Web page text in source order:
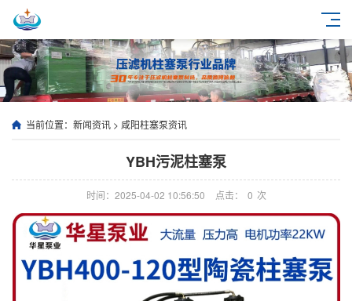
当前位置： 新闻资讯 > 咸阳柱塞泵资讯
YBH污泥柱塞泵
时间：2025-04-02 10:56:50 点击： 0 次